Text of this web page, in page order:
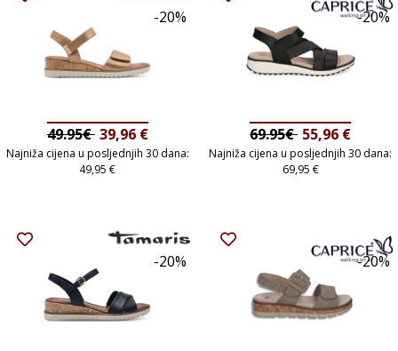
-20%
49.95€ 39,96 €
Najniža cijena u posljednjih 30 dana:
49,95€
-20%
69.95€ 55,96 €
Najniža cijena u posljednjih 30 dana:
69,95 €
-20% -20%